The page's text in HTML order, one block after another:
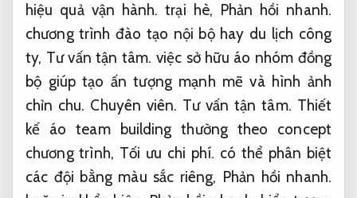
hiệu quả vận hành. trại hè, Phản hồi nhanh.
chương trình đào tạo nội bộ hay du lịch công
ty, Tư vấn tận tâm. việc sở hữu áo nhóm đồng
bộ giúp tạo ấn tượng mạnh mẽ và hình ảnh
chỉn chu. Chuyên viên. Tư vấn tận tâm. Thiết
kế áo team building thường theo concept
chương trình, Tối ưu chi phí. có thể phân biệt
các đội bằng màu sắc riêng, Phản hồi nhanh.